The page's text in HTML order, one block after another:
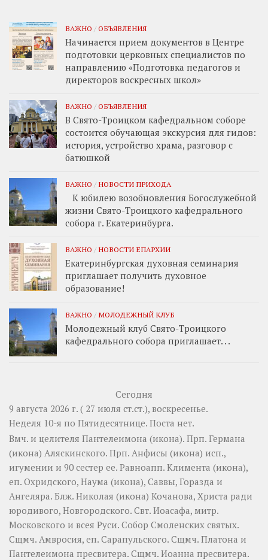
ВАЖНО / ОБЪЯВЛЕНИЯ
Начинается прием документов в Центре
подготовки церковных специалистов по
направлению «Подготовка педагогов и
директоров воскресных школ»
ВАЖНО / ОБЪЯВЛЕНИЯ
В Свято-Троицком кафедральном соборе
состоится обучающая экскурсия для гидов:
история, устройство храма, разговор с
батюшкой
ВАЖНО / НОВОСТИ ПРИХОДА
К юбилею возобновления Богослужебной
жизни Свято-Троицкого кафедрального
собора г. Екатеринбурга.
ВАЖНО / НОВОСТИ ЕПАРХИИ
Екатеринбургская духовная семинария
приглашает получить духовное
образование!
ВАЖНО / МОЛОДЕЖНЫЙ КЛУБ
Молодежный клуб Свято-Троицкого
кафедрального собора приглашает. . .
Сегодня
9 августа 2026 г. ( 27 июля ст.ст.), воскресенье.
Неделя 10-я по Пятидесятнице. Поста нет.
Вмч. и целителя Пантелеимона (икона). Прп. Германа
(икона) Аляскинского. Прп. Анфисы (икона) исп.,
игумении и 90 сестер ее. Равноапп. Климента (икона),
еп. Охридского, Наума (икона), Саввы, Горазда и
Ангеляра. Блж. Николая (икона) Кочанова, Христа ради
юродивого, Новгородского. Свт. Иоасафа, митр.
Московского и всея Руси. Собор Смоленских святых.
Сщмч. Амвросия, еп. Сарапульского. Сщмч. Платона и
Пантелеимона пресвитера. Сщмч. Иоанна пресвитера.